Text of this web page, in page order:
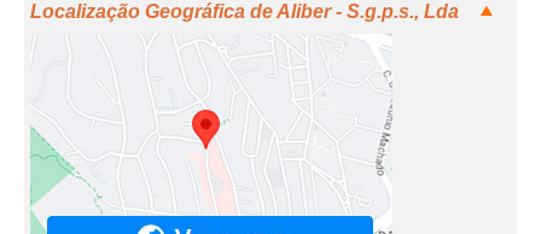
Localização Geográfica de Aliber - S.g.p.s., Lda